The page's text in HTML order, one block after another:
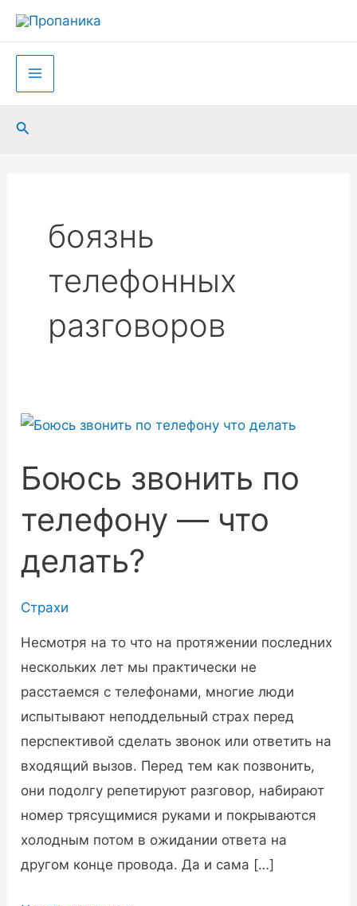
Перейти
содержимому
Main
Menu
Поиск
боязнь
телефонных
разговоров
Боюсь звонить по
телефону — что
делать?
Страхи
Несмотря на то что на протяжении последних
нескольких лет мы практически не
расстаемся с телефонами, многие люди
испытывают неподдельный страх перед
перспективой сделать звонок или ответить на
входящий вызов. Перед тем как позвонить,
они подолгу репетируют разговор, набирают
номер трясущимися руками и покрываются
холодным потом в ожидании ответа на
другом конце провода. Да и сама […]